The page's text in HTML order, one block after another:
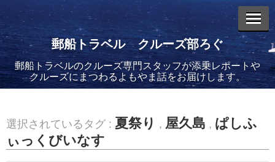
郵船トラベル クルーズ部ろぐ
郵船トラベルのクルーズ専門スタッフが添乗レポートや
クルーズにまつわるよもやま話をお届けします。
選択されているタグ : 夏祭り , 屋久島 , ぱしふ
ぃっくびいなす
エントリーリスト